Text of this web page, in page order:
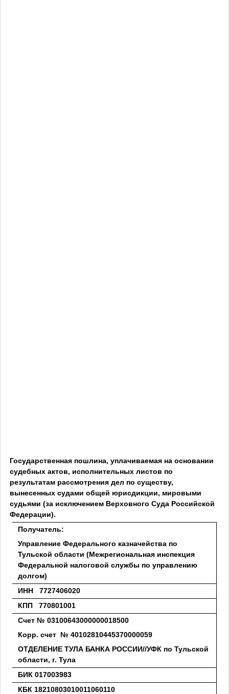
Государственная пошлина, уплачиваемая на основании
судебных актов, исполнительных листов по
результатам рассмотрения дел по существу,
вынесенных судами общей юрисдикции, мировыми
судьями (за исключением Верховного Суда Российской
Федерации).
Получатель:
Управление Федерального казначейства по
Тульской области (Межрегиональная инспекция
Федеральной налоговой службы по управлению
долгом)
ИНН 7727406020
КПП 770801001
Счет № 03100643000000018500
Корр. счет № 40102810445370000059
ОТДЕЛЕНИЕ ТУЛА БАНКА РОССИИ//УФК по Тульской
области, г. Тула
БИК 017003983
КБК 18210803010011060110